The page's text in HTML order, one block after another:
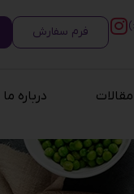
فرم سفارش
مقالات درباره ما